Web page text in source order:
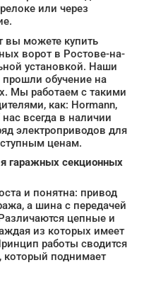
или через
вы можете купить
ворот в Ростове-на-
установкой. Наши
обучение на
Мы работаем с такими
как: Hormann,
всегда в наличии
электроприводов для
ценам.
гаражных секционных
и понятна: привод
а шина с передачей
цепные и
из которых имеет
работы сводится
поднимает